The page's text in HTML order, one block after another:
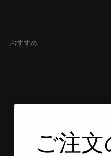
おすすめ
ご注文